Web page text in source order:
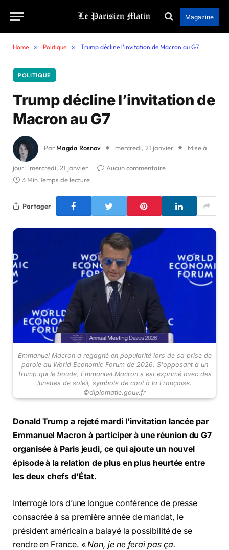
Magazine
Home » Politique » Trump décline l’invitation de Macron au G7
POLITIQUE
Trump décline l’invitation de
Macron au G7
Par Magda Rosnov mercredi, 21 janvier Mise à
jour: mercredi, 21 janvier
Aucun commentaire
3 Min Temps de lecture
Partager
Emmanuel Macron a regagné en popularité lors de sa prise de
parole au World Economic Forum de 2026. S'opposant à un
Trump qui le boude, Emmanuel Macron s'est exprimé avec des
lunettes de soleil, symbole de cool à la Française.
©diplomatie.gouv.fr
Donald Trump a rejeté mardi l’invitation lancée par
Emmanuel Macron à participer à une réunion du G7
organisée à Paris jeudi, ce qui ajoute un nouvel
épisode à la relation de plus en plus heurtée entre
les deux chefs d’État.
Interrogé lors d’une longue conférence de presse
consacrée à sa première année de mandat, le
président américain a balayé la possibilité de se
rendre en France. « Non, je ne ferai pas ça.